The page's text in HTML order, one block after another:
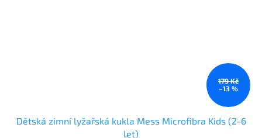
179 Kč
–13 %
Dětská zimní lyžařská kukla Mess Microfibra Kids (2-6
let)